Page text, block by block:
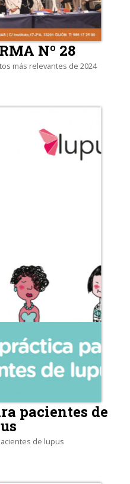
Nº 28
más relevantes de 2024
pacientes de
de lupus